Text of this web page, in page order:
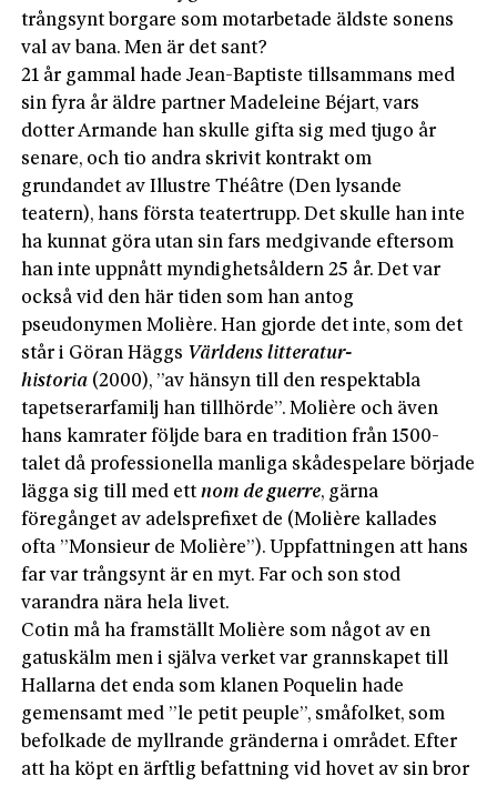
trångsynt borgare som motarbetade äldste sonens
val av bana. Men är det sant?
21 år gammal hade Jean-Baptiste tillsammans med
sin fyra år äldre partner Madeleine Béjart, vars
dotter Armande han skulle gifta sig med tjugo år
senare, och tio andra skrivit kontrakt om
grundandet av Illustre Théâtre (Den lysande
teatern), hans första teatertrupp. Det skulle han inte
ha kunnat göra utan sin fars medgivande eftersom
han inte uppnått myndighetsåldern 25 år. Det var
också vid den här tiden som han antog
pseudonymen Molière. Han gjorde det inte, som det
står i Göran Häggs Världens litteratur­
historia (2000), ”av hänsyn till den respektabla
tapetserarfamilj han tillhörde”. Molière och även
hans kamrater följde bara en tradition från 1500-
talet då professionella manliga skådespelare började
lägga sig till med ettnom de guerre, gärna
föregånget av adelsprefixet de (Molière kallades
ofta ”Monsieur de Molière”). Uppfattningen att hans
far var trångsynt är en myt. Far och son stod
varandra nära hela livet.
Cotin må ha framställt Molière som något av en
gatuskälm men i själva verket var grannskapet till
Hallarna det enda som klanen Poquelin hade
gemensamt med ”le petit peuple”, småfolket, som
befolkade de myllrande gränderna i området. Efter
att ha köpt en ärftlig befattning vid hovet av sin bror